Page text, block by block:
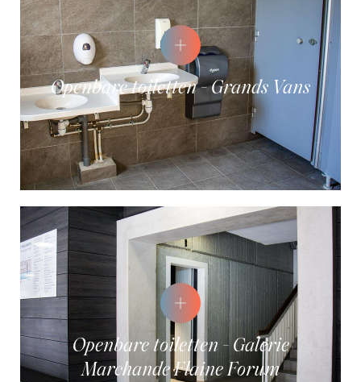
Openbare toiletten - Grands Vans
Openbare toiletten - Galerie
Marchande Flaine Forum